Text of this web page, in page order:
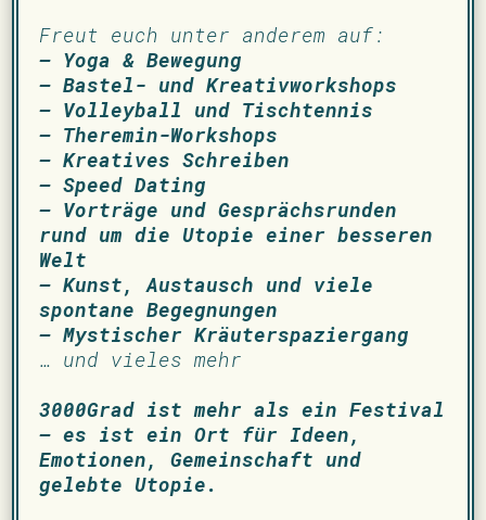
Freut euch unter anderem auf:
– Yoga & Bewegung
– Bastel- und Kreativworkshops
– Volleyball und Tischtennis
– Theremin-Workshops
– Kreatives Schreiben
– Speed Dating
– Vorträge und Gesprächsrunden
rund um die Utopie einer besseren
Welt
– Kunst, Austausch und viele
spontane Begegnungen
– Mystischer Kräuterspaziergang
… und vieles mehr
3000Grad ist mehr als ein Festival
– es ist ein Ort für Ideen,
Emotionen, Gemeinschaft und
gelebte Utopie.